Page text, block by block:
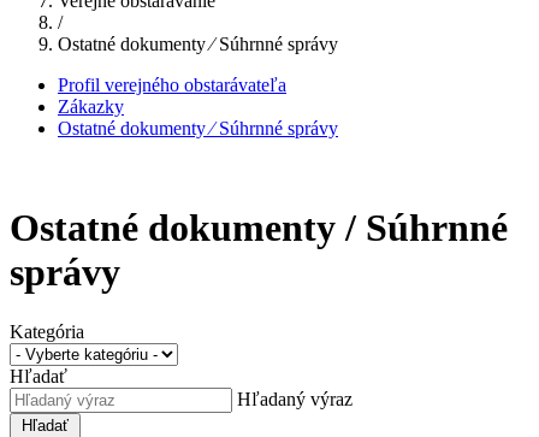
/
Ostatné dokumenty ⁄ Súhrnné správy
Profil verejného obstarávateľa
Zákazky
Ostatné dokumenty ⁄ Súhrnné správy
Ostatné dokumenty / Súhrnné
správy
Kategória
Hľadať
Hľadaný výraz
Hľadať